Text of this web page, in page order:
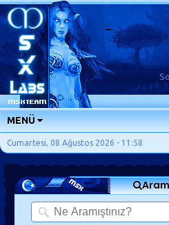
MENÜ
ANA SAYFA
FORUMLAR
SORU-CEVAP
GÜNLÜKLER
Cumartesi, 08 Ağustos 2026 - 11:58